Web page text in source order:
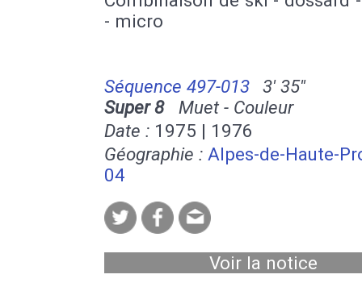
- micro
Séquence 497-013
3' 35''
Super 8Muet - Couleur
Date : 1975 | 1976
Géographie : Alpes-de-Haute-
04
Voir la notice